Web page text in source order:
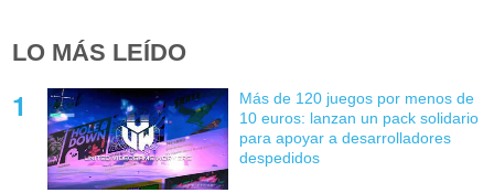
LO MÁS LEÍDO
Más de 120 juegos por menos de
10 euros: lanzan un pack solidario
para apoyar a desarrolladores
despedidos